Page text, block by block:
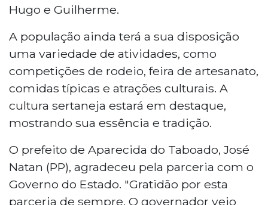
Hugo e Guilherme.
A população ainda terá a sua disposição
uma variedade de atividades, como
competições de rodeio, feira de artesanato,
comidas típicas e atrações culturais. A
cultura sertaneja estará em destaque,
mostrando sua essência e tradição.
O prefeito de Aparecida do Taboado, José
Natan (PP), agradeceu pela parceria com o
Governo do Estado. "Gratidão por esta
parceria de sempre. O governador veio